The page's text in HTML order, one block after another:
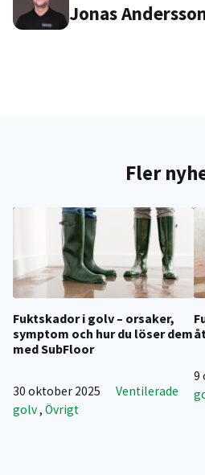
Jonas
Fler
Fuktskador i golv – orsaker,
symptom och hur du löser dem
med SubFloor
30 oktober 2025
Ventilerade
golv, Övrigt
9